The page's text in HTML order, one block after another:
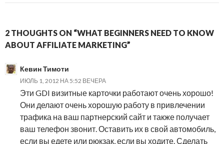
2 THOUGHTS ON “WHAT BEGINNERS NEED TO KNOW
ABOUT AFFILIATE MARKETING”
Кевин Тимоти
ИЮЛЬ 1, 2012 НА 5:52 ВЕЧЕРА
Эти GDI визитные карточки работают очень хорошо!
Они делают очень хорошую работу в привлечении
трафика на ваш партнерский сайт и также получает
ваш телефон звонит. Оставить их в свой автомобиль,
если вы едете или рюкзак, если вы ходите. Сделать